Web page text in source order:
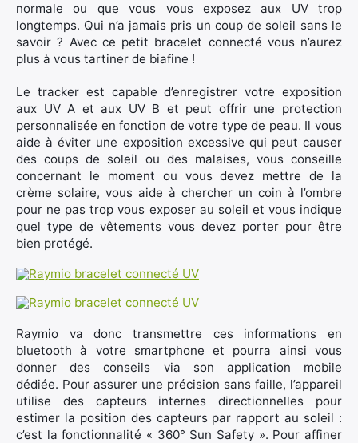
normale ou que vous vous exposez aux UV trop
longtemps. Qui n’a jamais pris un coup de soleil sans le
savoir ? Avec ce petit bracelet connecté vous n’aurez
plus à vous tartiner de biafine !
Le tracker est capable d’enregistrer votre exposition
aux UV A et aux UV B et peut offrir une protection
personnalisée en fonction de votre type de peau. Il vous
aide à éviter une exposition excessive qui peut causer
des coups de soleil ou des malaises, vous conseille
concernant le moment ou vous devez mettre de la
crème solaire, vous aide à chercher un coin à l’ombre
pour ne pas trop vous exposer au soleil et vous indique
quel type de vêtements vous devez porter pour être
bien protégé.
Raymio va donc transmettre ces informations en
bluetooth à votre smartphone et pourra ainsi vous
donner des conseils via son application mobile
dédiée. Pour assurer une précision sans faille, l’appareil
utilise des capteurs internes directionnelles pour
estimer la position des capteurs par rapport au soleil :
c’est la fonctionnalité « 360° Sun Safety ». Pour affiner